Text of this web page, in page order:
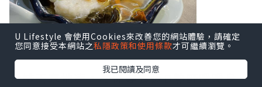
近排天寒地凍，梗係要食返D熱野暖暖身
U Lifestyle 會使用Cookies來改善您的網站體驗，請確定
您同意接受本網站之私隱政策和使用條款才可繼續瀏覽。
我已閱讀及同意